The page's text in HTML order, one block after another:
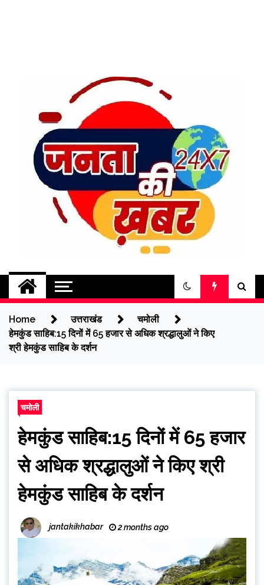
jantakikhabar
Home उत्तराखंड
चमोली
हेमकुंड साहिब:15 दिनों में 65 हजार से अधिक श्रद्धालुओं ने किए
श्री हेमकुंड साहिब के दर्शन
चमोली
हेमकुंड साहिब:15 दिनों में 65 हजार
से अधिक श्रद्धालुओं ने किए श्री
हेमकुंड साहिब के दर्शन
jantakikhabar 2 months ago